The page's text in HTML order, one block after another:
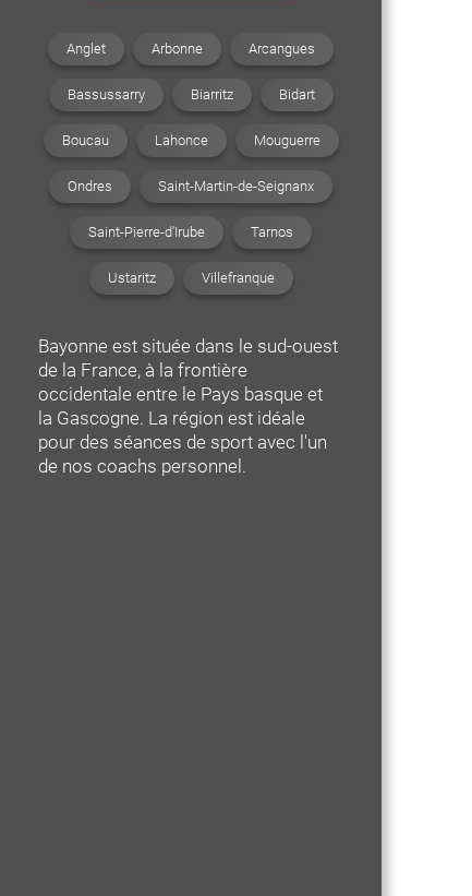
Anglet Arbonne Arcangues
Bassussarry Biarritz Bidart
Boucau Lahonce Mouguerre
Ondres Saint-Martin-de-Seignanx
Saint-Pierre-d'Irube Tarnos
Ustaritz Villefranque
Bayonne est située dans le sud-ouest
de la France, à la frontière
occidentale entre le Pays basque et
la Gascogne. La région est idéale
pour des séances de sport avec l'un
de nos coachs personnel.